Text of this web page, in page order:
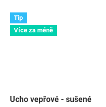
Tip
Více za méně
Ucho vepřové - sušené